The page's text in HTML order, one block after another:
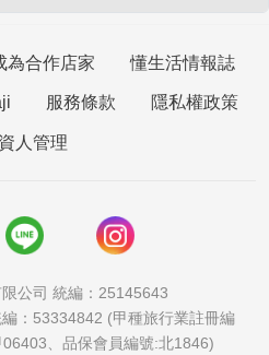
為合作店家 懂生活情報誌
服務條款 隱私權政策
人管理
公司 統編：25145643
：53334842 (甲種旅行業註冊編
、品保會員編號:北1846)